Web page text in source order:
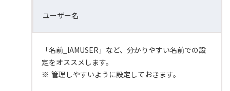
ユーザー名
「名前_IAMUSER」など、分かりやすい名前での設
定をオススメします。
※ 管理しやすいように設定しておきます。